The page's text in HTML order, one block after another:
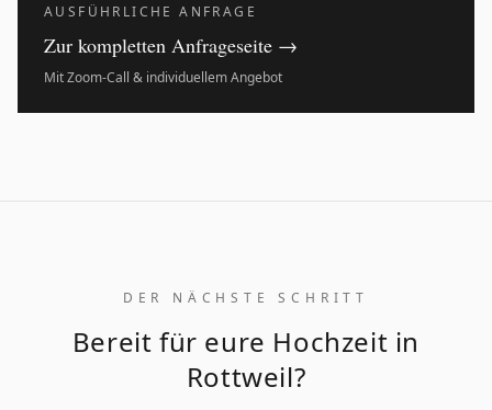
AUSFÜHRLICHE ANFRAGE
Zur kompletten Anfrageseite →
Mit Zoom-Call & individuellem Angebot
DER NÄCHSTE SCHRITT
Bereit für eure Hochzeit in
Rottweil?